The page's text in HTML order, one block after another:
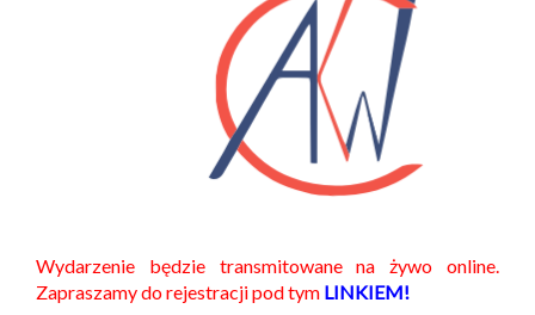
Wydarzenie będzie transmitowane na żywo online.
Zapraszamy do rejestracji pod tym LINKIEM!